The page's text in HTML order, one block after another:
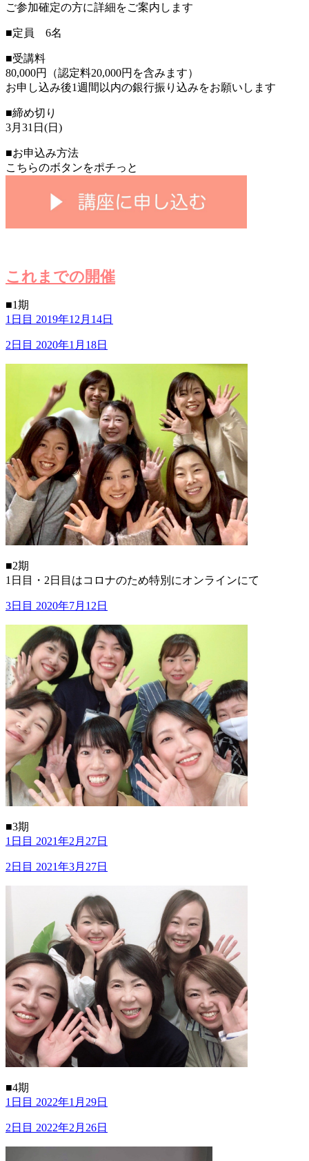
ご参加確定の方に詳細をご案内します
■定員 6名
■受講料
80,000円（認定料20,000円を含みます）
お申し込み後1週間以内の銀行振り込みをお願いします
■締め切り
3月31日(日)
■お申込み方法
こちらのボタンをポチっと
これまでの開催
■1期
1日目 2019年12月14日
2日目 2020年1月18日
■2期
1日目・2日目はコロナのため特別にオンラインにて
3日目 2020年7月12日
■3期
1日目 2021年2月27日
2日目 2021年3月27日
■4期
1日目 2022年1月29日
2日目 2022年2月26日